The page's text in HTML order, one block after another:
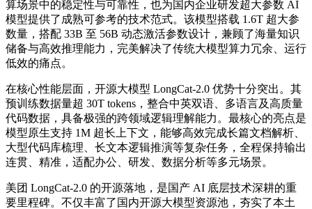
算场景中的稳定性与可靠性，也为国内企业研发超大参数 AI
模型提供了成熟可参考的技术范式。该模型搭载 1.6T 超大参
数量，搭配 33B 至 56B 动态激活参数设计，兼顾了海量知识
储备与高效推理能力，完美解决了传统大模型算力冗余、运行
低效的痛点。
在核心性能层面，开源大模型 LongCat-2.0 优势十分突出。其
预训练数据量超 30T tokens，整合中英双语、多语言及高质量
代码数据，具备极强的跨领域逻辑理解能力。最核心的亮点是
模型原生支持 1M 超长上下文，能够高效完成长篇文档解析、
大型代码库梳理、长文本逻辑推演等复杂任务，全程保持输出
连贯、精准，适配办公、研发、数据分析等多元场景。
美团 LongCat-2.0 的开源落地，是国产 AI 底层技术深耕的重
要里程碑。不仅丰富了国内开源大模型资源池，夯实了本土